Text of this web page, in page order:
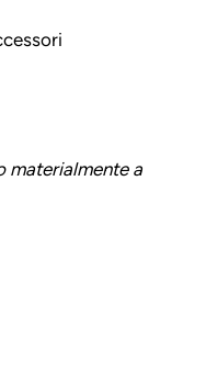
materialmente a